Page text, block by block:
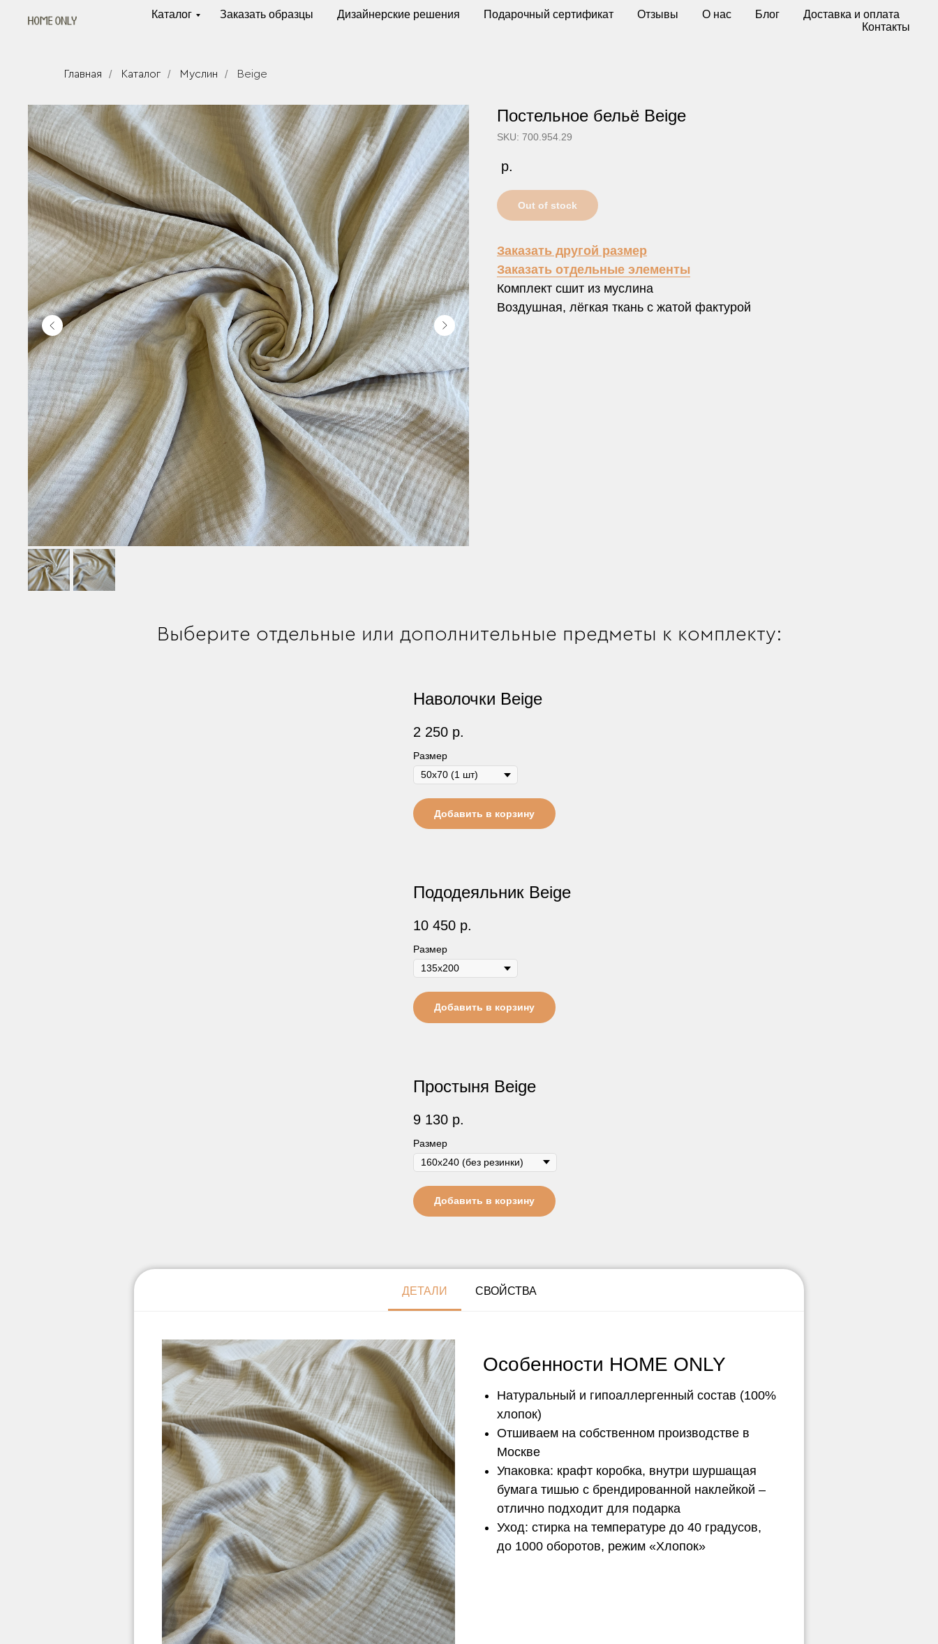
Каталог Заказать образцы Дизайнерские решения Подарочный сертификат Отзывы О нас Блог
Доставка и оплата
Контакты
Главная / Каталог / Муслин / Beige
Постельное бельё Beige
SKU: 700.954.29
р.
Out of stock
Заказать другой размер
Заказать отдельные элементы
Комплект сшит из муслина
Воздушная, лёгкая ткань с жатой фактурой
Выберите отдельные или дополнительные предметы к комплекту:
Наволочки Beige
2 250 р.
Размер
Добавить в корзину
Пододеяльник Beige
10 450 р.
Размер
Добавить в корзину
Простыня Beige
9 130 р.
Размер
Добавить в корзину
ДЕТАЛИ СВОЙСТВА
Особенности HOME ONLY
Натуральный и гипоаллергенный состав (100%
хлопок)
Отшиваем на собственном производстве в
Москве
Упаковка: крафт коробка, внутри шуршащая
бумага тишью с брендированной наклейкой –
отлично подходит для подарка
Уход: стирка на температуре до 40 градусов,
до 1000 оборотов, режим «Хлопок»